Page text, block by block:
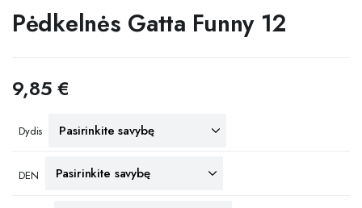
Pėdkelnės Gatta Funny 12
9,85€
Dydis
DEN